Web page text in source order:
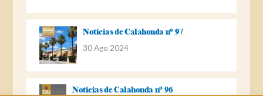
Noticias de Calahonda nº 97
30 Ago 2024
Noticias de Calahonda nº 96